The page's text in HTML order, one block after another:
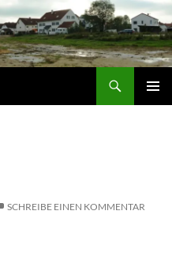
SCHREIBE EINEN KOMMENTAR